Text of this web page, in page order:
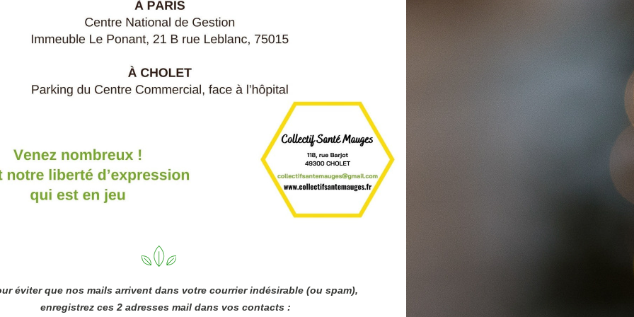
éviter que nos mails arrivent dans votre courrier indésirable (ou spam),
enregistrez ces 2 adresses mail dans vos contacts :